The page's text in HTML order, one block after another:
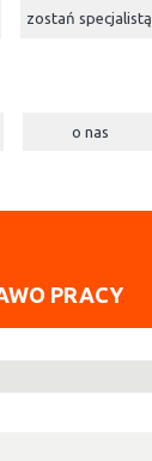
zostań specjalistą
o nas
PRACY